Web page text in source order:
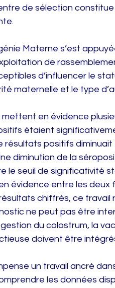
de sélection
Materne s’est
de
d’influencer le
maternelle et le type
mettent en évidence
étaient
résultats positifs
diminution de la
le seuil de significativité
évidence entre les
chiffrés, ce travail
ne peut pas être
gestion du colostrum, la
doivent être
un travail ancré
les données